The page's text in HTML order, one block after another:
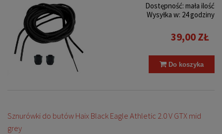
Dostępność: mała ilość
Wysyłka w: 24 godziny
39,00 ZŁ
Do koszyka
Sznurówki do butów Haix Black Eagle Athletic 2.0 V GTX mid
grey